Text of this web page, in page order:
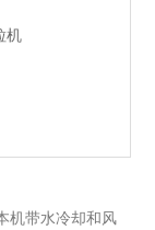
机带水冷却和风